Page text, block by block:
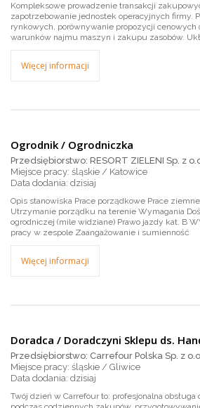
Kompleksowe prowadzenie transakcji
zapotrzebowanie jednostek operacyjnych firmy.
rynkowych, porównywanie propozycji cenowych
warunków najmu maszyn i zakupu zasobów.
Więcej informacji
Ogrodnik / Ogrodniczka
Przedsiębiorstwo: RESORT ZIELENI Sp. z
Miejsce pracy: śląskie / Katowice
dzisiaj
Opis stanowiska Prace porządkowe Prace
Utrzymanie porządku na terenie Wymagania
ogrodniczej (mile widziane) Prawo jazdy kat. B
pracy w zespole Zaangażowanie i sumienność
Więcej informacji
Doradca / Doradczyni Sklepu ds.
Przedsiębiorstwo: Carrefour Polska Sp. z
Miejsce pracy: śląskie / Gliwice
dzisiaj
Twój dzień w Carrefour to: profesjonalna